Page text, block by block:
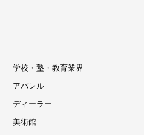
学校・塾・教育業界
アパレル
ディーラー
美術館